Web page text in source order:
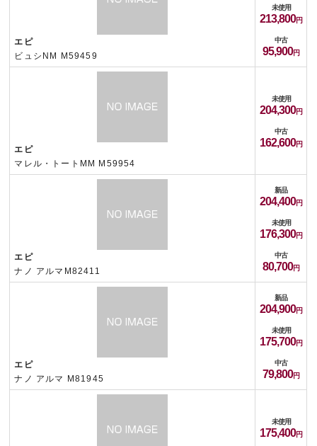
エピ
ビュシNM M59459
未使用
213,800
中古
95,900
エピ
マレル・トートMM M59954
未使用
204,300
中古
162,600
エピ
ナノ アルマM82411
新品
204,400
未使用
176,300
中古
80,700
エピ
ナノ アルマ M81945
新品
204,900
未使用
175,700
中古
79,800
未使用
175,400